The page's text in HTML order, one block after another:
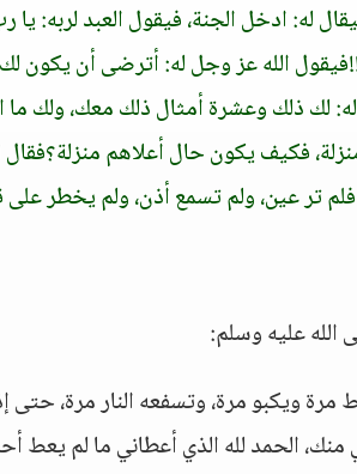
له: ادخل الجنة، فيقول العبد لربه:
الله عز وجل له: أترضى أن يكون
لك ذلك وعشرة أمثال ذلك معك، ولك
فكيف يكون حال أعلاهم
تر عين، ولم تسمع أذن، ولم يخطر
عليه وسلم:
ويكبو مرة، وتسفعه النار مرة، حتى
منك، الحمد لله الذي أعطاني ما لم يعط